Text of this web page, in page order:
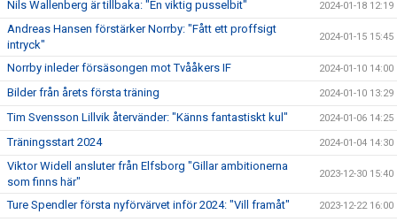
Nils Wallenberg är tillbaka: "En viktig pusselbit" 2024-01-18 12:19
Andreas Hansen förstärker Norrby: "Fått ett proffsigt
intryck"
2024-01-15 15:45
Norrby inleder försäsongen mot Tvååkers IF 2024-01-10 14:00
Bilder från årets första träning 2024-01-10 13:29
Tim Svensson Lillvik återvänder: "Känns fantastiskt kul" 2024-01-06 14:25
Träningsstart 2024 2024-01-04 14:30
Viktor Widell ansluter från Elfsborg "Gillar ambitionerna
som finns här"
2023-12-30 15:40
Ture Spendler första nyförvärvet inför 2024: "Vill framåt" 2023-12-22 16:00